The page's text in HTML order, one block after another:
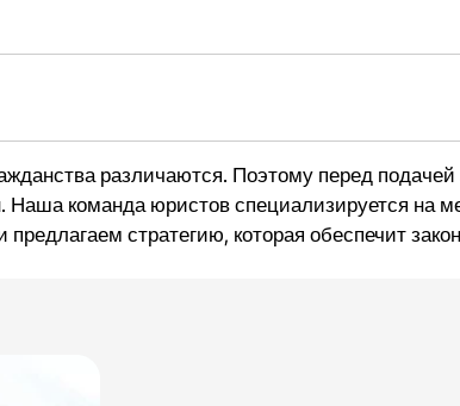
различаются. Поэтому перед
Наша команда юристов специализируется
стратегию, которая обеспечит